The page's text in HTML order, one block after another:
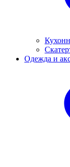
Одежда и